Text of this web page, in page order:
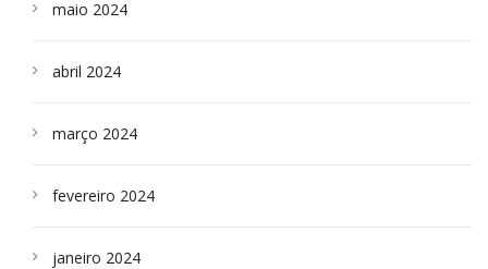
maio 2024
abril 2024
março 2024
fevereiro 2024
janeiro 2024